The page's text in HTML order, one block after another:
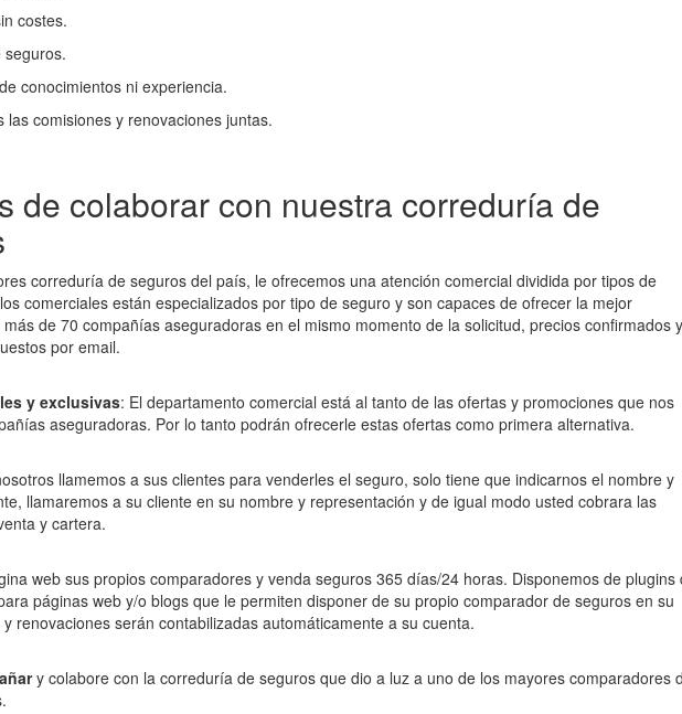
costes.
seguros.
conocimientos ni experiencia.
las comisiones y renovaciones juntas.
de colaborar con nuestra correduría de
correduría de seguros del país, le ofrecemos una atención comercial dividida por tipos de
comerciales están especializados por tipo de seguro y son capaces de ofrecer la mejor
de 70 compañías aseguradoras en el mismo momento de la solicitud, precios confirmados y
por email.
y exclusivas: El departamento comercial está al tanto de las ofertas y promociones que nos
aseguradoras. Por lo tanto podrán ofrecerle estas ofertas como primera alternativa.
llamemos a sus clientes para venderles el seguro, solo tiene que indicarnos el nombre y
llamaremos a su cliente en su nombre y representación y de igual modo usted cobrara las
y cartera.
web sus propios comparadores y venda seguros 365 días/24 horas. Disponemos de plugins
páginas web y/o blogs que le permiten disponer de su propio comparador de seguros en su
renovaciones serán contabilizadas automáticamente a su cuenta.
y colabore con la correduría de seguros que dio a luz a uno de los mayores comparadores